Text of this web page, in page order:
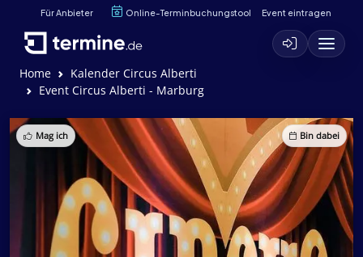
Für Anbieter Online-Terminbuchungstool Event eintragen
Home
Kalender Circus Alberti
Event Circus Alberti - Marburg
Mag ich Bin dabei